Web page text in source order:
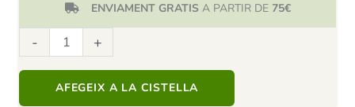
A partir de 75€ envío gratis
ENVIAMENT GRATISA PARTIR DE 75€
-
quantitat
de
Lot
badaBADOC
+
AFEGEIX A LA CISTELLA